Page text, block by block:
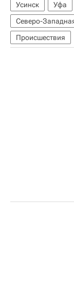
Усинск Уфа
Северо-
Происшествия